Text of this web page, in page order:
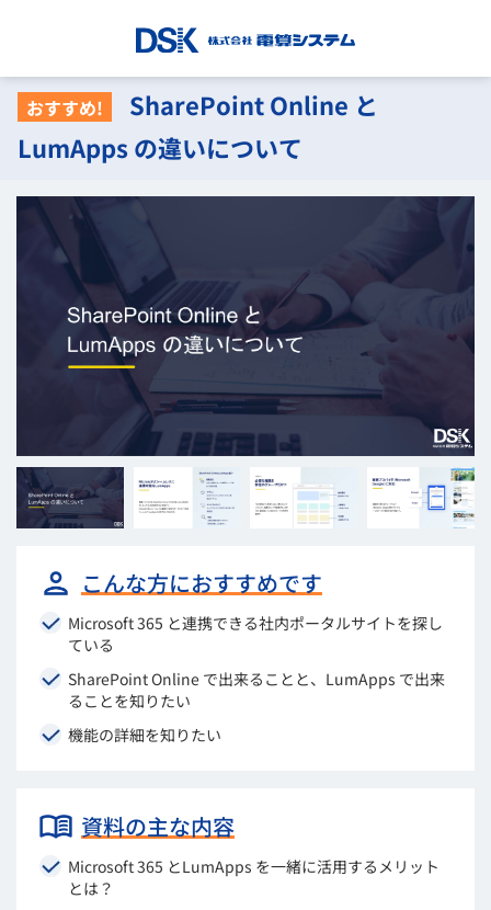
おすすめ!
SharePoint Online と
LumApps の違いについて
こんな方におすすめです
Microsoft 365 と連携できる社内ポータルサイトを探し
ている
SharePoint Online で出来ることと、LumApps で出来
ることを知りたい
機能の詳細を知りたい
資料の主な内容
Microsoft 365 とLumApps を一緒に活用するメリット
とは？